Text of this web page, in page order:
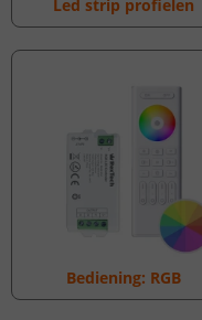
Led strip profielen
Bediening: RGB